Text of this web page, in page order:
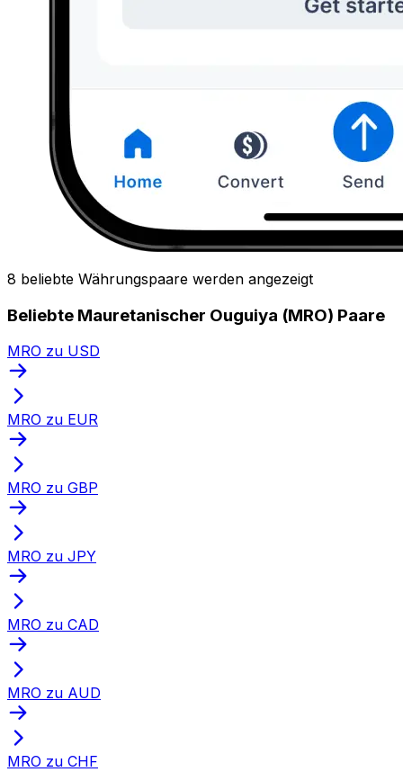
8 beliebte Währungspaare werden angezeigt
Beliebte Mauretanischer Ouguiya (MRO) Paare
MRO zu USD
MRO zu EUR
MRO zu GBP
MRO zu JPY
MRO zu CAD
MRO zu AUD
MRO zu CHF